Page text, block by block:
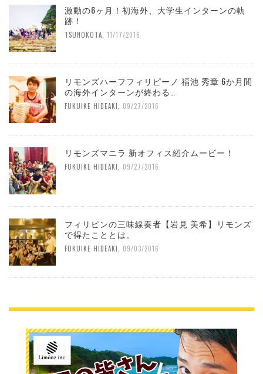
激動の6ヶ月！初海外、大学生インターンの軌
跡！
TSUNOKOTA 11/17/2016
リモンズハーフフィリピーノ 福池 秀章 6か月間
の海外インターンが終わる…
FUKUIKE HIDEAKI 09/27/2016
リモンズマニラ 新オフィス紹介ムービー！
FUKUIKE HIDEAKI 09/27/2016
フィリピンの三味線奏者【岩見 美希】リモンズ
で得たこととは。
FUKUIKE HIDEAKI 09/03/2016